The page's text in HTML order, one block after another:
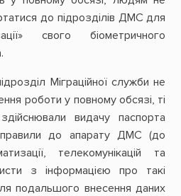
до підрозділів ДМС для
свого біометричного
Міграційної служби не
роботи у повному обсязі, ті
видачу паспорта
до апарату ДМС (до
телекомунікацій та
з інформацією про такі
подальшого внесення даних